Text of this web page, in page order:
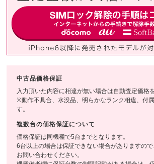
中古品価格保証
入力頂いた内容に相違が無い場合は自動査定価格
※動作不具合、水没品、明らかなランク相違、付
す。
複数台の価格保証について
価格保証は同機種で5台までとなります。
6台以上の場合は保証できない場合がありますの
お問い合わせください。